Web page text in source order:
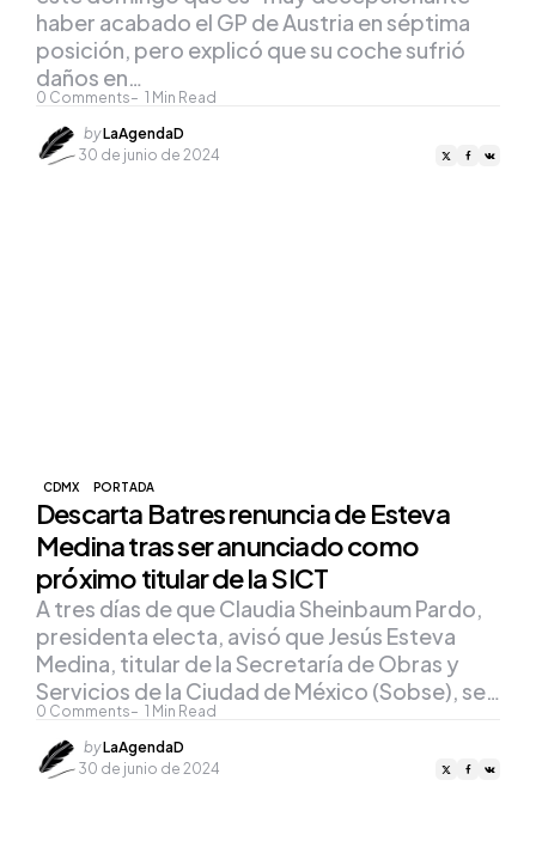
0 Comments 1 Min Read
haber acabado el GP de Austria en séptima
posición, pero explicó que su coche sufrió
daños en…
Posted
by
byLaAgendaD
30 de junio de 2024
CDMX PORTADA
Descarta Batres renuncia de Esteva
Medina tras ser anunciado como
próximo titular de la SICT
0 Comments 1 Min Read
A tres días de que Claudia Sheinbaum Pardo,
presidenta electa, avisó que Jesús Esteva
Medina, titular de la Secretaría de Obras y
Servicios de la Ciudad de México (Sobse), se…
Posted
by
byLaAgendaD
30 de junio de 2024